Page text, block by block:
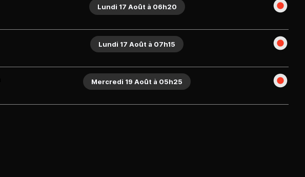
Lundi 17 Août à 06h20
Lundi 17 Août à 07h15
Mercredi 19 Août à 05h25